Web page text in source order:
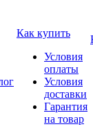
Как купить
Условия
оплаты
Условия
доставки
Гарантия
на товар